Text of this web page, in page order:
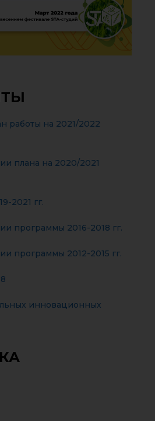
работы на 2021/2022
плана на 2020/2021
2021 гг.
программы 2016-2018 гг.
программы 2012-2015 гг.
инновационных